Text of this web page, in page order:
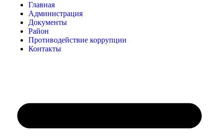
Главная
Администрация
Документы
Район
Противодействие коррупции
Контакты